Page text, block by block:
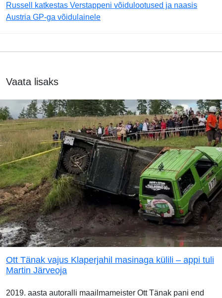
Russell katkestas Verstappeni võidulootused ja naasis
Austria GP-ga võidulainele
Vaata lisaks
Ott Tänak vajus Klaperjahil masinaga külili – appi tuli
Martin Järveoja
2019. aasta autoralli maailmameister Ott Tänak pani end